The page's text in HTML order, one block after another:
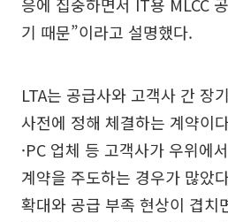
기 때문”이라고 설명했다.
LTA는 공급사와 고객사 간 장
사전에 정해 체결하는 계약이
·PC 업체 등 고객사가 우위에
계약을 주도하는 경우가 많았
확대와 공급 부족 현상이 겹치